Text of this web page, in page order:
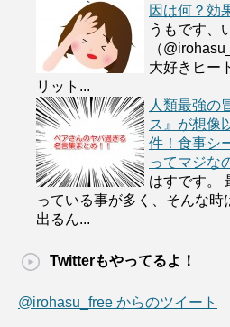
因は何？効
うもです、
（
大好きヒー
リット...
人類最強の
ス』が想像
件！食事シ
ってマジな
はすです。
っている事が多く、そんな時
出るん...
Twitterもやってるよ！
@irohasu_free からのツイート